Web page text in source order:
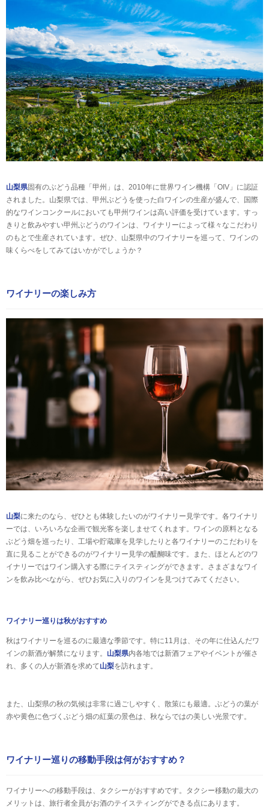
山梨県固有のぶどう品種「甲州」は、2010年に世界ワイン機構「OIV」に認証
されました。山梨県では、甲州ぶどうを使った白ワインの生産が盛んで、国際
的なワインコンクールにおいても甲州ワインは高い評価を受けています。すっ
きりと飲みやすい甲州ぶどうのワインは、ワイナリーによって様々なこだわり
のもとで生産されています。ぜひ、山梨県中のワイナリーを巡って、ワインの
味くらべをしてみてはいかがでしょうか？
ワイナリーの楽しみ方
山梨に来たのなら、ぜひとも体験したいのがワイナリー見学です。各ワイナリ
ーでは、いろいろな企画で観光客を楽しませてくれます。ワインの原料となる
ぶどう畑を巡ったり、工場や貯蔵庫を見学したりと各ワイナリーのこだわりを
直に見ることができるのがワイナリー見学の醍醐味です。また、ほとんどのワ
イナリーではワイン購入する際にテイスティングができます。さまざまなワイ
ンを飲み比べながら、ぜひお気に入りのワインを見つけてみてください。
ワイナリー巡りは秋がおすすめ
秋はワイナリーを巡るのに最適な季節です。特に11月は、その年に仕込んだワ
インの新酒が解禁になります。 山梨県内各地では新酒フェアやイベントが催さ
れ、多くの人が新酒を求めて山梨を訪れます。
また、山梨県の秋の気候は非常に過ごしやすく、散策にも最適。ぶどうの葉が
赤や黄色に色づくぶどう畑の紅葉の景色は、秋ならではの美しい光景です。
ワイナリー巡りの移動手段は何がおすすめ？
ワイナリーへの移動手段は、タクシーがおすすめです。タクシー移動の最大の
メリットは、旅行者全員がお酒のテイスティングができる点にあります。